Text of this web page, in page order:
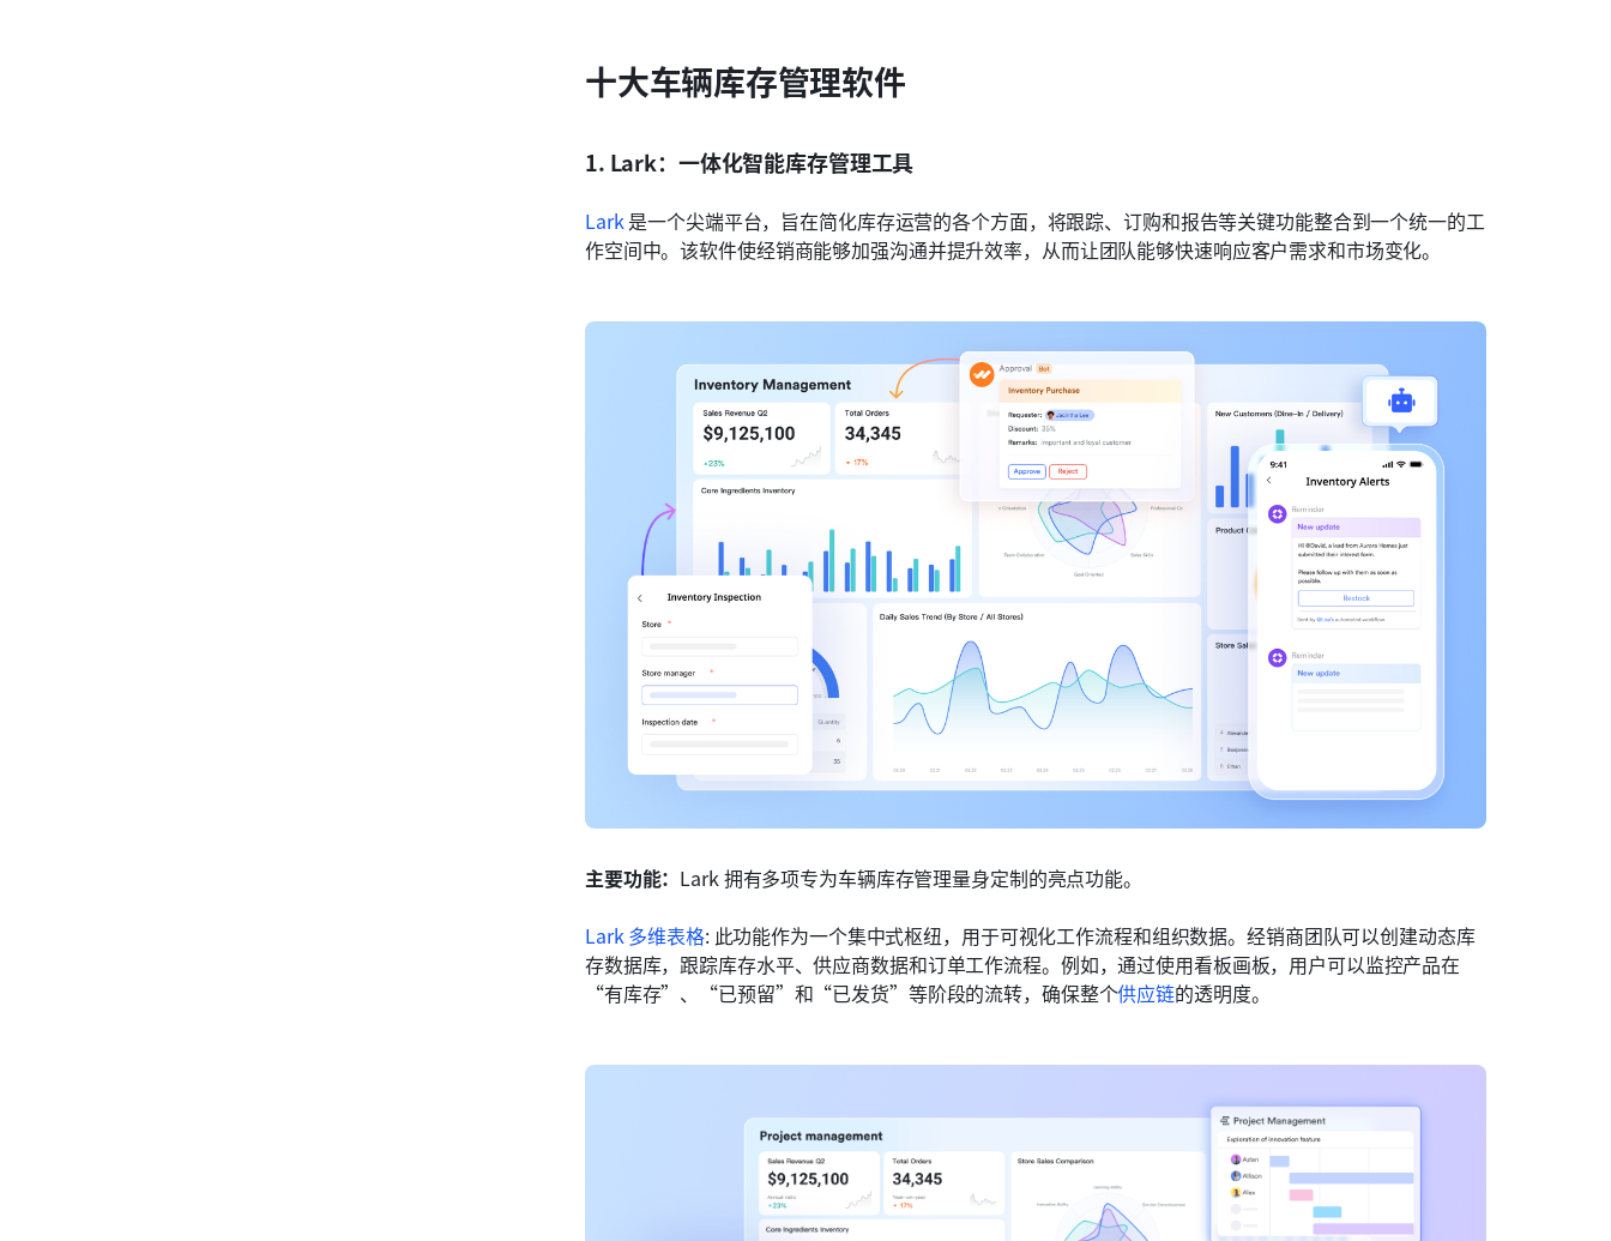
十大车辆库存管理软件
1. Lark：一体化智能库存管理工具
Lark 是一个尖端平台，旨在简化库存运营的各个方面，将跟踪、订购和报告等关键功能整合到一个统一的工
作空间中。该软件使经销商能够加强沟通并提升效率，从而让团队能够快速响应客户需求和市场变化。
主要功能： Lark 拥有多项专为车辆库存管理量身定制的亮点功能。
Lark 多维表格: 此功能作为一个集中式枢纽，用于可视化工作流程和组织数据。经销商团队可以创建动态库
存数据库，跟踪库存水平、供应商数据和订单工作流程。例如，通过使用看板画板，用户可以监控产品在
“有库存”、“已预留”和“已发货”等阶段的流转，确保整个供应链的透明度。